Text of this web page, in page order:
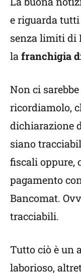
e riguarda
senza limiti di
la franchigia
Non ci
ricordiamolo,
dichiarazione
siano
fiscali oppure,
pagamento
Bancomat.
tracciabili.
Tutto ciò è un
laborioso,